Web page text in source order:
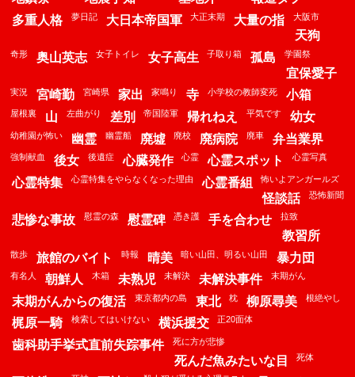
多重人格 夢日記 大日本帝国軍 大正末期 大量の指 大阪市
天狗
奇形 奥山英志 女子トイレ 女子高生 子取り箱 孤島 学園祭
宜保愛子
実況 宮崎勤 宮崎県 家出 家鳴り 寺 小学校の教師変死 小箱
屋根裏 山 左曲がり 差別 帝国陸軍 帰れねえ 平気です 幼女
幼稚園が怖い 幽霊 幽霊船 廃墟 廃校 廃病院 廃車 弁当業界
強制献血 後女 後遺症 心臓発作 心霊 心霊スポット 心霊写真
心霊特集 心霊特集をやらなくなった理由 心霊番組 怖いよアンガールズ
怪談話 恐怖新聞
悲惨な事故 慰霊の森 慰霊碑 憑き護 手を合わせ 拉致
教習所
散歩 旅館のバイト 時報 晴美 暗い山田、明るい山田 暴力団
有名人 朝鮮人 木箱 未熟児 未解決 未解決事件 末期がん
末期がんからの復活 東京都内の島 東北 枕 柳原尋美 根絶やし
梶原一騎 検索してはいけない 横浜援交 正20面体
歯科助手挙式直前失踪事件 死に方が悲惨
死んだ魚みたいな目 死体